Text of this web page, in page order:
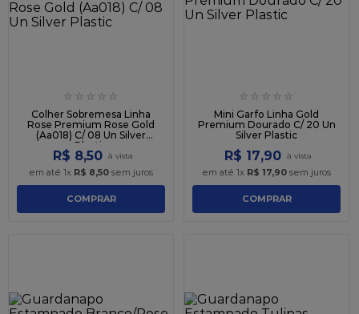
☆ ☆ ☆ ☆ ☆
Colher Sobremesa Linha
Rose Premium Rose Gold
(Aa018) C/ 08 Un Silver
Plastic
R$ 8,50
em até 1x R$ 8,50 sem juros
COMPRAR
☆ ☆ ☆ ☆ ☆
Mini Garfo Linha Gold
Premium Dourado C/ 20 Un
Silver Plastic
R$ 17,90
em até 1x R$ 17,90 sem juros
COMPRAR
10º chocolate